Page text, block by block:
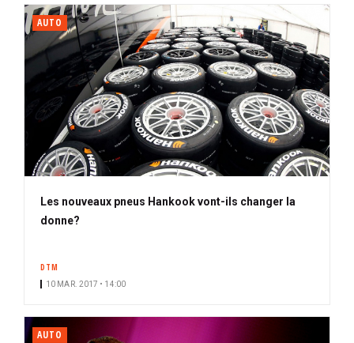
AUTO
Les nouveaux pneus Hankook vont-ils changer la
donne?
DTM
10 MAR. 2017 • 14:00
AUTO